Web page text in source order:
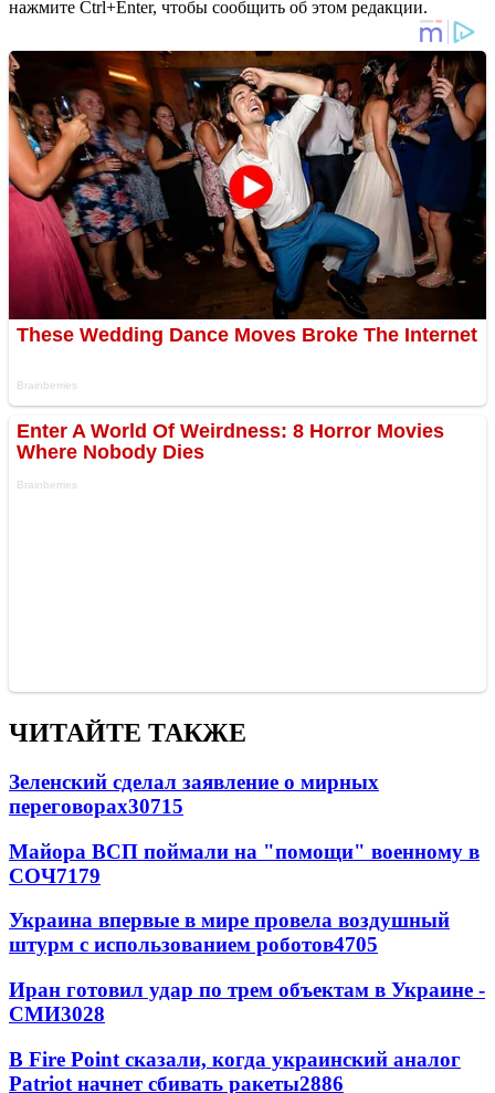
нажмите Ctrl+Enter, чтобы сообщить об этом редакции.
ЧИТАЙТЕ ТАКЖЕ
Зеленский сделал заявление о мирных
переговорах30715
Майора ВСП поймали на "помощи" военному в
СОЧ7179
Украина впервые в мире провела воздушный
штурм с использованием роботов4705
Иран готовил удар по трем объектам в Украине -
СМИ3028
В Fire Point сказали, когда украинский аналог
Patriot начнет сбивать ракеты2886